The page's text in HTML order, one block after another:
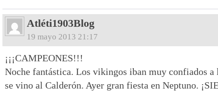
Atléti1903Blog
19 mayo 2013 21:17
¡¡¡CAMPEONES!!!
Noche fantástica. Los vikingos iban muy confiados
se vino al Calderón. Ayer gran fiesta en Neptuno.